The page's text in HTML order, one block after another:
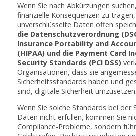
Wenn Sie nach Abkürzungen
finanzielle Konsequenzen zu
unverschlüsselte Daten offen
die Datenschutzverordnung
Insurance Portability and
(HIPAA) und die Payment Card
Security Standards (PCI DSS)
Organisationen, dass sie
Sicherheitsstandards haben und
sind, digitale Sicherheit umzusetzen.
Wenn Sie solche Standards bei der
Daten nicht erfüllen, kommen Sie
Compliance-Probleme, sondern